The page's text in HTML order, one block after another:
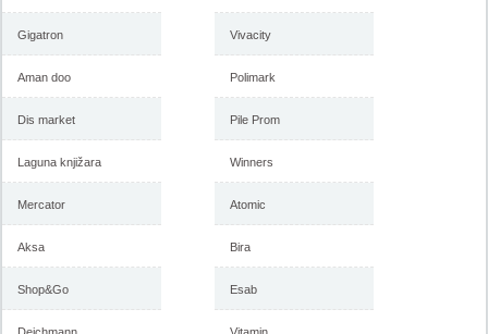
Gigatron
Aman doo
Dis market
Laguna knjižara
Mercator
Aksa
Shop&Go
Vivacity
Polimark
Pile Prom
Winners
Atomic
Bira
Esab